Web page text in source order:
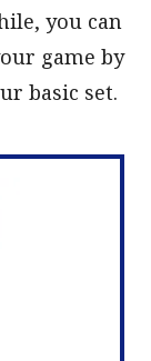
you can
game by
basic set.